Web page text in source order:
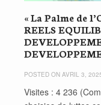
« La Palme de
REELS
POSTED ON AVRIL 3,
Visites : 4 236